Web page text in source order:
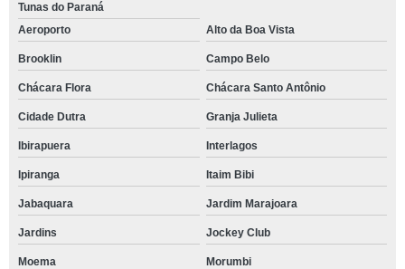
Tunas do Paraná
Aeroporto
Alto da Boa Vista
Brooklin Campo Belo
Chácara Flora Chácara Santo Antônio
Cidade Dutra Granja Julieta
Ibirapuera Interlagos
Ipiranga Itaim Bibi
Jabaquara Jardim Marajoara
Jardins Jockey Club
Moema Morumbi